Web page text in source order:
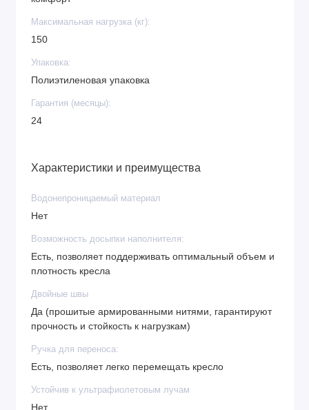
Максимальная нагрузка (кг):
150
Упаковка:
Полиэтиленовая упаковка
Гарантия (месяцы):
24
Характеристики и преимущества
Водонепроницаемый материал
Нет
Возможность досыпки наполнителя:
Есть, позволяет поддерживать оптимальный объем и
плотность кресла
Двойные швы
Да (прошитые армированными нитями, гарантируют
прочность и стойкость к нагрузкам)
Ручка для переноса:
Есть, позволяет легко перемещать кресло
Устойчив к ультрафиолетовым лучам
Нет